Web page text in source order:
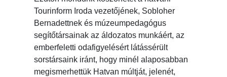
Tourinform Iroda vezetőjének, Sobloher
Bernadettnek és múzeumpedagógus
segítőtársainak az áldozatos munkáért, az
emberfeletti odafigyelésért látássérült
sorstársaink iránt, hogy minél alaposabban
megismerhettük Hatvan múltját, jelenét,